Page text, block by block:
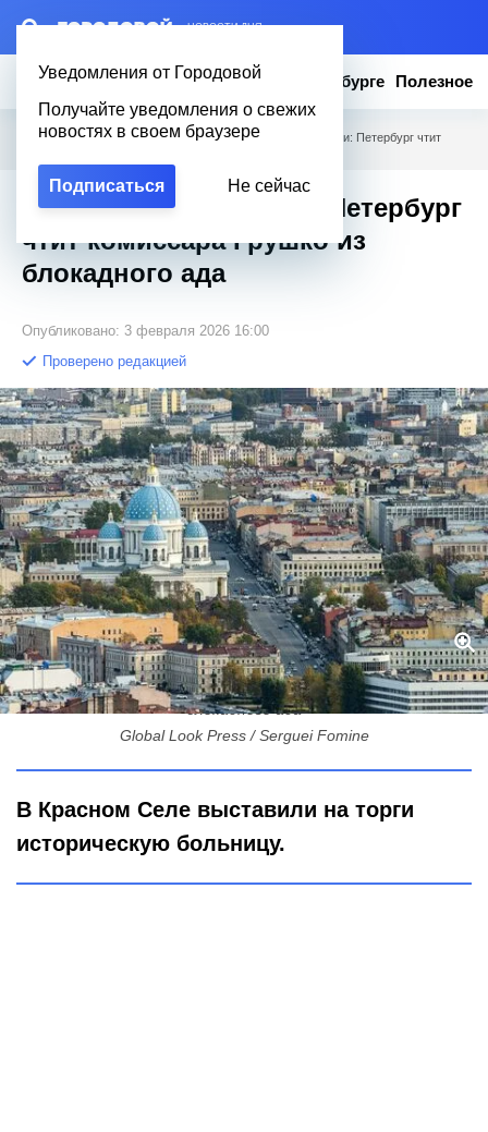
– НОВОСТИ ДНЯ
Уведомления от Городовой
Получайте уведомления о свежих
новостях в своем браузере
Подписаться Не сейчас
Новости Эксклюзив Вопросы о Петербурге Полезное
Городовой Новости Петербурга / Сквер и улица памяти: Петербург чтит
Сквер и улица памяти: Петербург
чтит комиссара Грушко из
блокадного ада
Опубликовано: 3 февраля 2026 16:00
Проверено редакцией
Сквер и улица памяти: Петербург чтит комиссара Грушко из
блокадного ада
Global Look Press / Serguei Fomine
В Красном Селе выставили на торги
историческую больницу.